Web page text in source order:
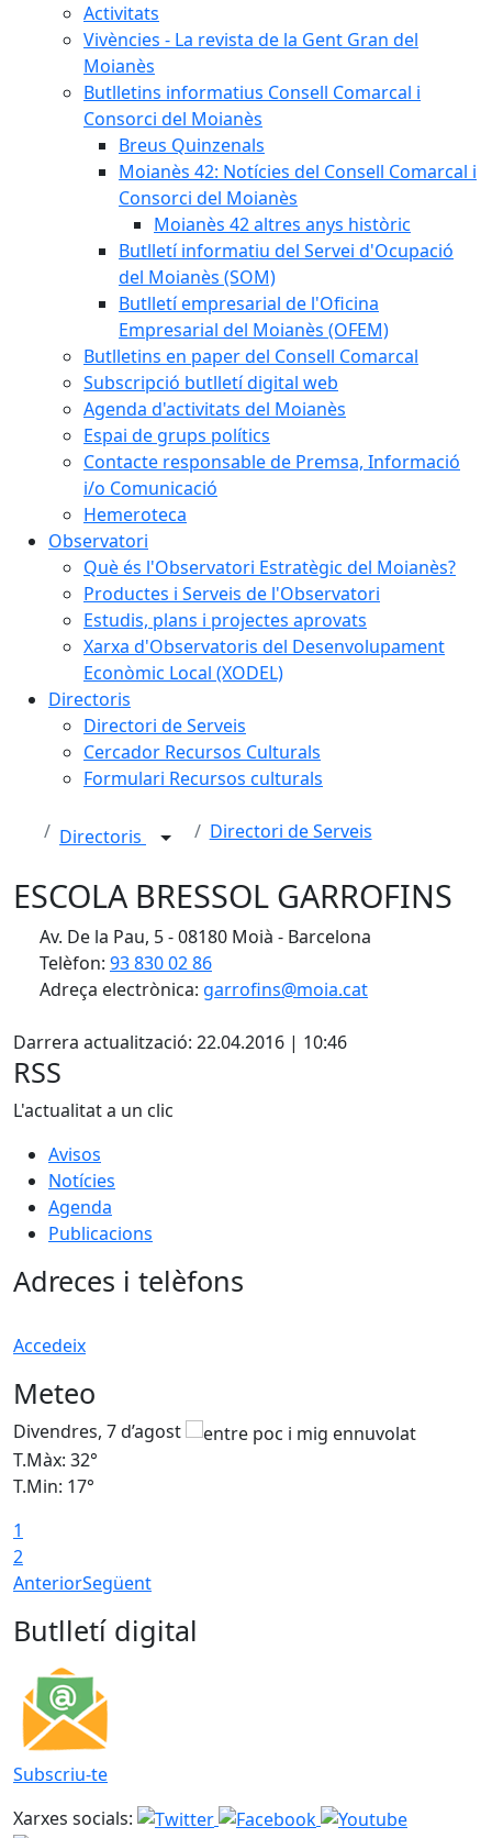
Activitats
Vivències - La revista de la Gent Gran del
Moianès
Butlletins informatius Consell Comarcal i
Consorci del Moianès
Breus Quinzenals
Moianès 42: Notícies del Consell Comarcal i
Consorci del Moianès
Moianès 42 altres anys històric
Butlletí informatiu del Servei d'Ocupació
del Moianès (SOM)
Butlletí empresarial de l'Oficina
Empresarial del Moianès (OFEM)
Butlletins en paper del Consell Comarcal
Subscripció butlletí digital web
Agenda d'activitats del Moianès
Espai de grups polítics
Contacte responsable de Premsa, Informació
i/o Comunicació
Hemeroteca
Observatori
Què és l'Observatori Estratègic del Moianès?
Productes i Serveis de l'Observatori
Estudis, plans i projectes aprovats
Xarxa d'Observatoris del Desenvolupament
Econòmic Local (XODEL)
Directoris
Directori de Serveis
Cercador Recursos Culturals
Formulari Recursos culturals
Directoris Directori de Serveis
ESCOLA BRESSOL GARROFINS
Av. De la Pau, 5 - 08180 Moià - Barcelona
Telèfon: 93 830 02 86
Adreça electrònica: garrofins@moia.cat
Darrera actualització: 22.04.2016 | 10:46
RSS
L'actualitat a un clic
Avisos
Notícies
Agenda
Publicacions
Adreces i telèfons
Accedeix
Meteo
Divendres, 7 d’agost
T.Màx: 32°
T.Min: 17°
1
2
AnteriorSegüent
Butlletí digital
Subscriu-te
Xarxes socials: